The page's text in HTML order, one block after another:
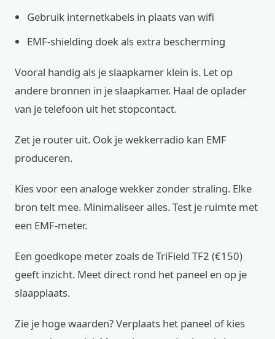
Gebruik internetkabels in plaats van wifi
EMF-shielding doek als extra bescherming
Vooral handig als je slaapkamer klein is. Let op
andere bronnen in je slaapkamer. Haal de oplader
van je telefoon uit het stopcontact.
Zet je router uit. Ook je wekkerradio kan EMF
produceren.
Kies voor een analoge wekker zonder straling. Elke
bron telt mee. Minimaliseer alles. Test je ruimte met
een EMF-meter.
Een goedkope meter zoals de TriField TF2 (€150)
geeft inzicht. Meet direct rond het paneel en op je
slaapplaats.
Zie je hoge waarden? Verplaats het paneel of kies